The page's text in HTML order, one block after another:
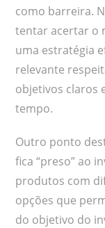
como barreira.
tentar acertar o
uma estratégia
relevante
objetivos claros
tempo.
Outro ponto
fica “preso” ao
produtos com
opções que
do objetivo do